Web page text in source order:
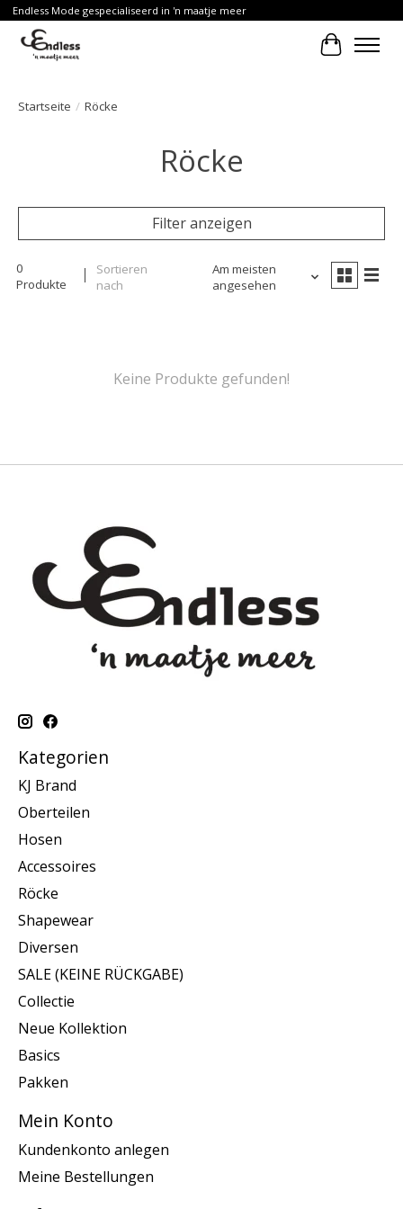
Endless Mode gespecialiseerd in 'n maatje meer
Ihr
Startseite / Röcke
Röcke
Filter anzeigen
0
Produkte
Sortieren
nach
Am meisten
angesehen
Keine Produkte gefunden!
Kategorien
KJ Brand
Oberteilen
Hosen
Accessoires
Röcke
Shapewear
Diversen
SALE (KEINE RÜCKGABE)
Collectie
Neue Kollektion
Basics
Pakken
Mein Konto
Kundenkonto anlegen
Meine Bestellungen